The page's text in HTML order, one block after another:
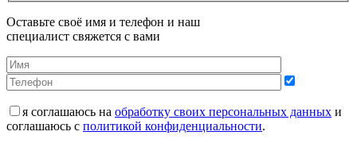
Оставьте своё имя и телефон и наш
специалист свяжется с вами
я соглашаюсь на обработку своих персональных данных и
соглашаюсь с политикой конфиденциальности.